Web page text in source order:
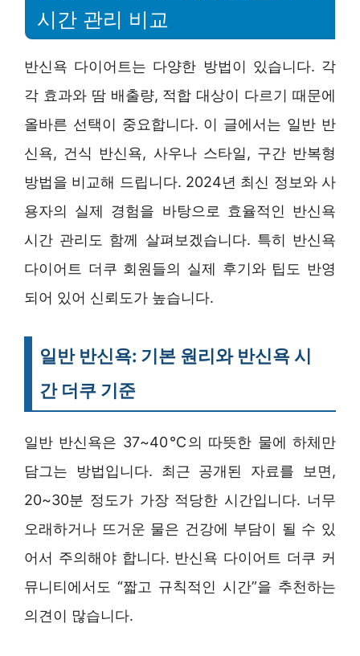
시간 관리 비교
반신욕 다이어트는 다양한 방법이 있습니다. 각
각 효과와 땀 배출량, 적합 대상이 다르기 때문에
올바른 선택이 중요합니다. 이 글에서는 일반 반
신욕, 건식 반신욕, 사우나 스타일, 구간 반복형
방법을 비교해 드립니다. 2024년 최신 정보와 사
용자의 실제 경험을 바탕으로 효율적인 반신욕
시간 관리도 함께 살펴보겠습니다. 특히 반신욕
다이어트 더쿠 회원들의 실제 후기와 팁도 반영
되어 있어 신뢰도가 높습니다.
일반 반신욕: 기본 원리와 반신욕 시
간 더쿠 기준
일반 반신욕은 37~40℃의 따뜻한 물에 하체만
담그는 방법입니다. 최근 공개된 자료를 보면,
20~30분 정도가 가장 적당한 시간입니다. 너무
오래하거나 뜨거운 물은 건강에 부담이 될 수 있
어서 주의해야 합니다. 반신욕 다이어트 더쿠 커
뮤니티에서도 “짧고 규칙적인 시간”을 추천하는
의견이 많습니다.